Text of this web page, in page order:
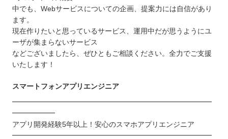
中でも、Webサービスについての企画、提案力には自信があり
ます。
現在作りたいと思っているサービス、運用中だが思うようにユ
ーザが集まらないサービス
などございましたら、ぜひともご相談ください。全力でご支援
いたします！
スマートフォンアプリエンジニア
━━━━━━━━━━━━━━━━━━━━━━━━━━━━
━━━━━━
アプリ開発経験5年以上！安心のスマホアプリエンジニア
━━━━━━━━━━━━━━━━━━━━━━━━━━━━